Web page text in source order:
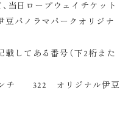
当日ロープウェイチケット
豆パノラマパークオリジナ
してある番号（下2桁また
チ 322 オリジナル伊豆